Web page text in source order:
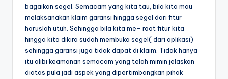
bagaikan segel. Semacam yang kita tau, bila kita mau
melaksanakan klaim garansi hingga segel dari fitur
haruslah utuh. Sehingga bila kita me- root fitur kita
hingga kita dikira sudah membuka segel( dari aplikasi)
sehingga garansi juga tidak dapat di klaim. Tidak hanya
itu alibi keamanan semacam yang telah mimin jelaskan
diatas pula jadi aspek yang dipertimbangkan pihak